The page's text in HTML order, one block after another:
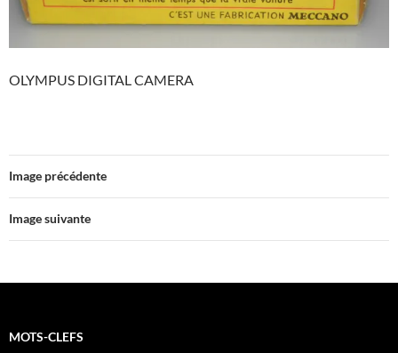
OLYMPUS DIGITAL CAMERA
Image précédente
Image suivante
MOTS-CLEFS